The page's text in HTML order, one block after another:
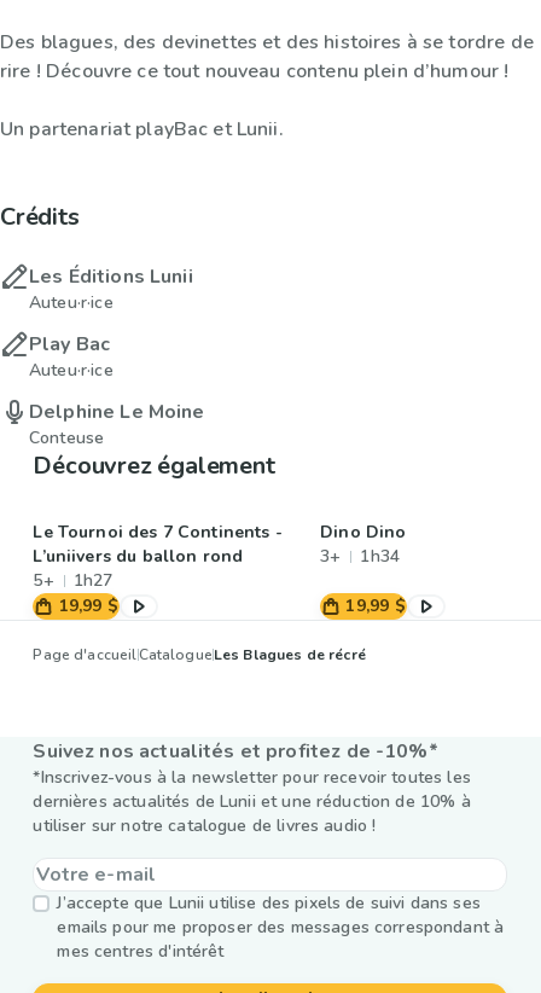
Des blagues, des devinettes et des histoires à se tordre de
rire ! Découvre ce tout nouveau contenu plein d’humour !
Un partenariat playBac et Lunii.
Crédits
Les Éditions Lunii
Auteu·r·ice
Play Bac
Auteu·r·ice
Delphine Le Moine
Conteuse
Découvrez également
Le Tournoi des 7 Continents -
L’uniivers du ballon rond
5+
1h27
19,99 $
Dino Dino
3+
1h34
19,99 $
Page d'accueilCatalogueLes Blagues de récré
Suivez nos actualités et profitez de -10%*
*Inscrivez-vous à la newsletter pour recevoir toutes les
dernières actualités de Lunii et une réduction de 10% à
utiliser sur notre catalogue de livres audio !
J’accepte que Lunii utilise des pixels de suivi dans ses
emails pour me proposer des messages correspondant à
mes centres d'intérêt